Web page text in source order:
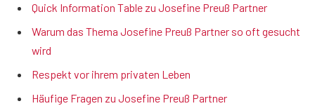
Quick Information Table zu Josefine Preuß Partner
Warum das Thema Josefine Preuß Partner so oft gesucht
wird
Respekt vor ihrem privaten Leben
Häufige Fragen zu Josefine Preuß Partner